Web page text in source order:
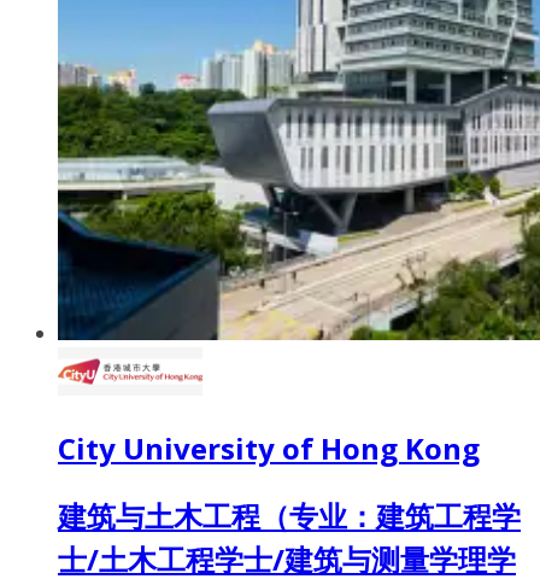
City University of Hong Kong
建筑与土木工程（专业：建筑工程学
士/土木工程学士/建筑与测量学理学